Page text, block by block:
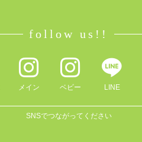
follow us!!
メイン ベビー LINE
SNSでつながってください